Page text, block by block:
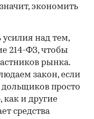
экономить
над тем,
214-ФЗ, чтобы
рынка.
закон, если
просто
как и другие
средства